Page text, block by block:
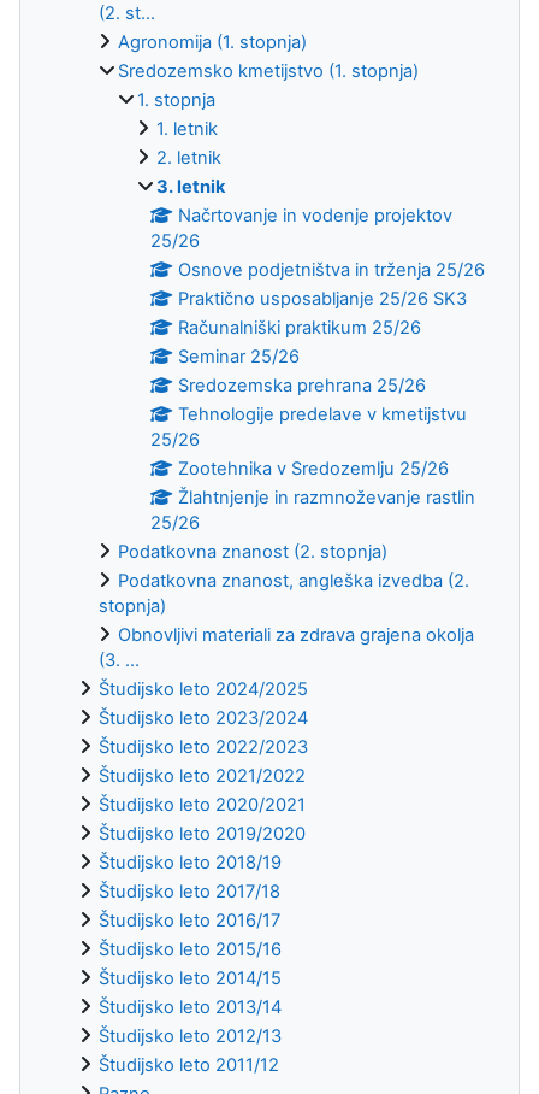
(2. st...
Agronomija (1. stopnja)
Sredozemsko kmetijstvo (1. stopnja)
1. stopnja
1. letnik
2. letnik
3. letnik
Načrtovanje in vodenje projektov
25/26
Osnove podjetništva in trženja 25/26
Praktično usposabljanje 25/26 SK3
Računalniški praktikum 25/26
Seminar 25/26
Sredozemska prehrana 25/26
Tehnologije predelave v kmetijstvu
25/26
Zootehnika v Sredozemlju 25/26
Žlahtnjenje in razmnoževanje rastlin
25/26
Podatkovna znanost (2. stopnja)
Podatkovna znanost, angleška izvedba (2.
stopnja)
Obnovljivi materiali za zdrava grajena okolja
(3. ...
Študijsko leto 2024/2025
Študijsko leto 2023/2024
Študijsko leto 2022/2023
Študijsko leto 2021/2022
Študijsko leto 2020/2021
Študijsko leto 2019/2020
Študijsko leto 2018/19
Študijsko leto 2017/18
Študijsko leto 2016/17
Študijsko leto 2015/16
Študijsko leto 2014/15
Študijsko leto 2013/14
Študijsko leto 2012/13
Študijsko leto 2011/12